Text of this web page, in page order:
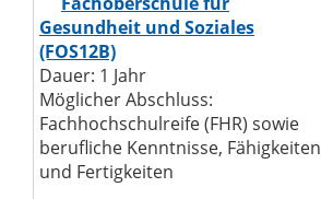
Gesundheit und Soziales
(FOS12B)
Dauer: 1 Jahr
Möglicher Abschluss:
Fachhochschulreife (FHR) sowie
berufliche Kenntnisse, Fähigkeiten
und Fertigkeiten